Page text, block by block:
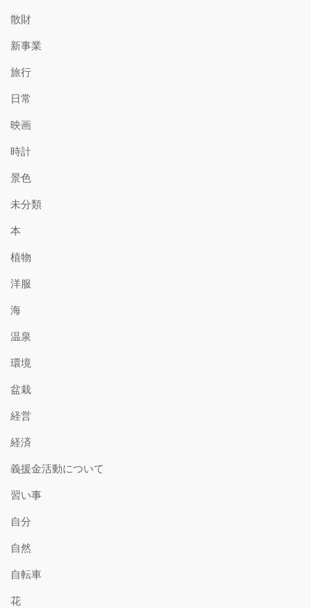
散財
新事業
旅行
日常
映画
時計
景色
未分類
本
植物
洋服
海
温泉
環境
盆栽
経営
経済
義援金活動について
習い事
自分
自然
自転車
花